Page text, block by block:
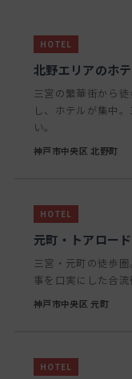
北野エリアのホ
三宮の繁華街から
し、ホテルが集中
い。
神戸市中央区 北野町
元町・トアロー
三宮・元町の徒歩
事を口実にした合流
神戸市中央区 元町